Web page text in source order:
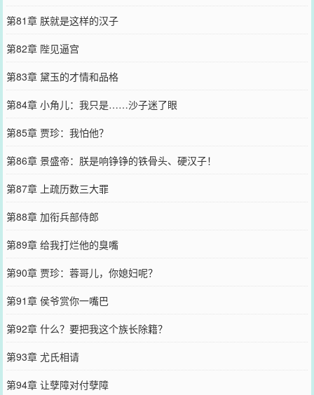
第81章 朕就是这样的汉子
第82章 陛见逼宫
第83章 黛玉的才情和品格
第84章 小角儿：我只是……沙子迷了眼
第85章 贾珍：我怕他？
第86章 景盛帝：朕是响铮铮的铁骨头、硬汉子！
第87章 上疏历数三大罪
第88章 加衔兵部侍郎
第89章 给我打烂他的臭嘴
第90章 贾珍：蓉哥儿，你媳妇呢？
第91章 侯爷赏你一嘴巴
第92章 什么？要把我这个族长除籍？
第93章 尤氏相请
第94章 让孽障对付孽障